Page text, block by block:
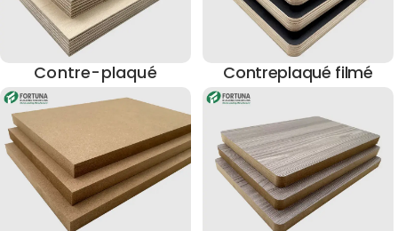
Contre-plaqué Contreplaqué filmé